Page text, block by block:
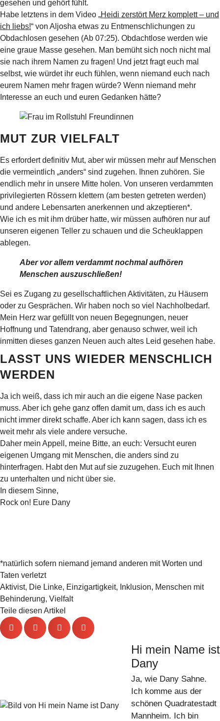
gesehen und gehört fühlt.
Habe letztens in dem Video „Heidi zerstört Merz komplett – und
ich liebs!“ von Aljosha etwas zu Entmenschlichungen zu
Obdachlosen gesehen (Ab 07:25). Obdachtlose werden wie
eine graue Masse gesehen. Man bemüht sich noch nicht mal
sie nach ihrem Namen zu fragen! Und jetzt fragt euch mal
selbst, wie würdet ihr euch fühlen, wenn niemand euch nach
eurem Namen mehr fragen würde? Wenn niemand mehr
Interesse an euch und euren Gedanken hätte?
MUT ZUR VIELFALT
Es erfordert definitiv Mut, aber wir müssen mehr auf Menschen
die vermeintlich „anders“ sind zugehen. Ihnen zuhören. Sie
endlich mehr in unsere Mitte holen. Von unseren verdammten
privilegierten Rössern klettern (am besten getreten werden)
und andere Lebensarten anerkennen und akzeptieren*.
Wie ich es mit ihm drüber hatte, wir müssen aufhören nur auf
unseren eigenen Teller zu schauen und die Scheuklappen
ablegen.
Aber vor allem verdammt nochmal aufhören
Menschen auszuschließen!
Sei es Zugang zu gesellschaftlichen Aktivitäten, zu Häusern
oder zu Gesprächen. Wir haben noch so viel Nachholbedarf.
Mein Herz war gefüllt von neuen Begegnungen, neuer
Hoffnung und Tatendrang, aber genauso schwer, weil ich
inmitten dieses ganzen Neuen auch altes Leid gesehen habe.
LASST UNS WIEDER MENSCHLICH
WERDEN
Ja ich weiß, dass ich mir auch an die eigene Nase packen
muss. Aber ich gehe ganz offen damit um, dass ich es auch
nicht immer direkt schaffe. Aber ich kann sagen, dass ich es
weit mehr als viele andere versuche.
Daher mein Appell, meine Bitte, an euch: Versucht euren
eigenen Umgang mit Menschen, die anders sind zu
hinterfragen. Habt den Mut auf sie zuzugehen. Euch mit Ihnen
zu unterhalten und nicht über sie.
In diesem Sinne,
Rock on! Eure Dany
*natürlich sofern niemand jemand anderen mit Worten und
Taten verletzt
Aktivist, Die Linke, Einzigartigkeit, Inklusion, Menschen mit
Behinderung, Vielfalt
Teile diesen Artikel
Hi mein Name ist
Dany
Ja, wie Dany Sahne.
Ich komme aus der
schönen Quadratestadt
Mannheim. Ich bin